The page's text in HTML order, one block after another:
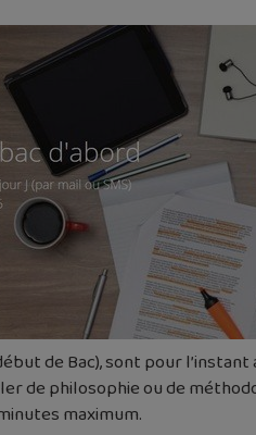
de Bac), sont pour
de philosophie ou de
maximum.